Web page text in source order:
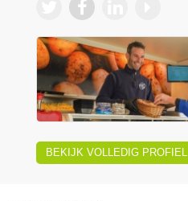
BEKIJK VOLLEDIG PROFIEL